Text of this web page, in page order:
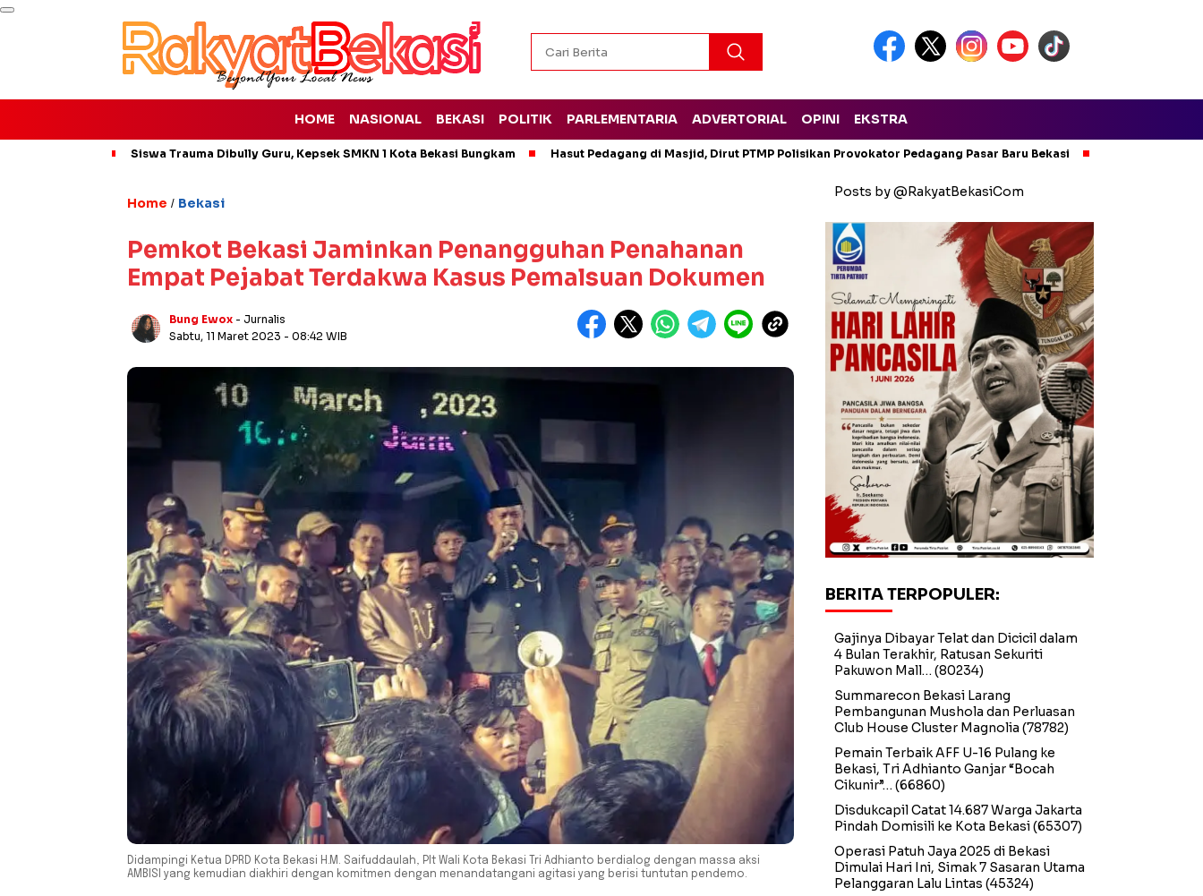
HOME NASIONAL BEKASI POLITIK PARLEMENTARIA ADVERTORIAL OPINI EKSTRA
Siswa Trauma Dibully Guru, Kepsek SMKN 1 Kota Bekasi Bungkam Hasut Pedagang di Masjid, Dirut PTMP Polisikan Provokator Pedagang Pasar Baru Bekasi
Home / Bekasi
Pemkot Bekasi Jaminkan Penangguhan Penahanan
Empat Pejabat Terdakwa Kasus Pemalsuan Dokumen
Bung Ewox - Jurnalis
Sabtu, 11 Maret 2023 - 08:42 WIB
Didampingi Ketua DPRD Kota Bekasi H.M. Saifuddaulah, Plt Wali Kota Bekasi Tri Adhianto berdialog dengan massa aksi
AMBISI yang kemudian diakhiri dengan komitmen dengan menandatangani agitasi yang berisi tuntutan pendemo.
Posts by @RakyatBekasiCom
BERITA TERPOPULER:
Gajinya Dibayar Telat dan Dicicil dalam
4 Bulan Terakhir, Ratusan Sekuriti
Pakuwon Mall… (80234)
Summarecon Bekasi Larang
Pembangunan Mushola dan Perluasan
Club House Cluster Magnolia (78782)
Pemain Terbaik AFF U-16 Pulang ke
Bekasi, Tri Adhianto Ganjar “Bocah
Cikunir”… (66860)
Disdukcapil Catat 14.687 Warga Jakarta
Pindah Domisili ke Kota Bekasi(65307)
Operasi Patuh Jaya 2025 di Bekasi
Dimulai Hari Ini, Simak 7 Sasaran Utama
Pelanggaran Lalu Lintas (45324)